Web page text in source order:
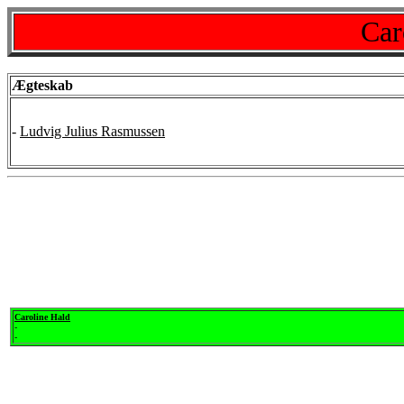
Ægteskab
- Ludvig Julius Rasmussen
Caroline Hald
-
-